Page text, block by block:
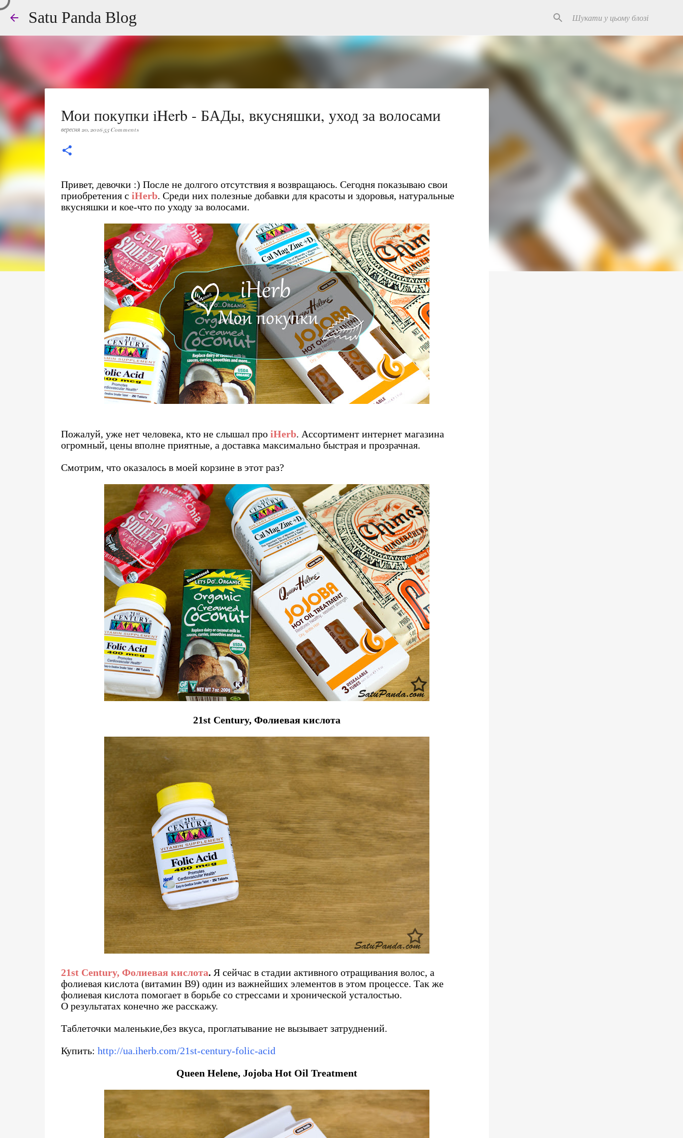
Satu Panda Blog
Мои покупки iHerb - БАДы, вкусняшки, уход за волосами
вересня 20, 201655 Comments
Привет, девочки :) После не долгого отсутствия я возвращаюсь. Сегодня показываю свои
приобретения с iHerb. Среди них полезные добавки для красоты и здоровья, натуральные
вкусняшки и кое-что по уходу за волосами.
Пожалуй, уже нет человека, кто не слышал про iHerb. Ассортимент интернет магазина
огромный, цены вполне приятные, а доставка максимально быстрая и прозрачная.
Смотрим, что оказалось в моей корзине в этот раз?
21st Century, Фолиевая кислота
21st Century, Фолиевая кислота. Я сейчас в стадии активного отращивания волос, а
фолиевая кислота (витамин В9) один из важнейших элементов в этом процессе. Так же
фолиевая кислота помогает в борьбе со стрессами и хронической усталостью.
О результатах конечно же расскажу.
Таблеточки маленькие,без вкуса, проглатывание не вызывает затруднений.
Купить: http://ua.iherb.com/21st-century-folic-acid
Queen Helene, Jojoba Hot Oil Treatment